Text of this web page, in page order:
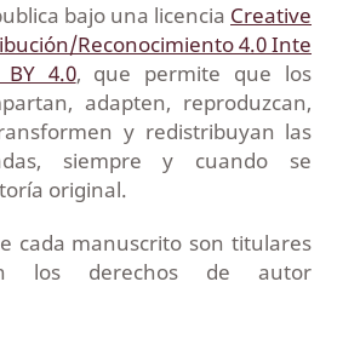
bajo una licencia Creative
Reconocimiento 4.0 Inte
BY 4.0, que permite que los
adapten, reproduzcan,
y redistribuyan las
siempre y cuando se
original.
cada manuscrito son titulares
los derechos de autor